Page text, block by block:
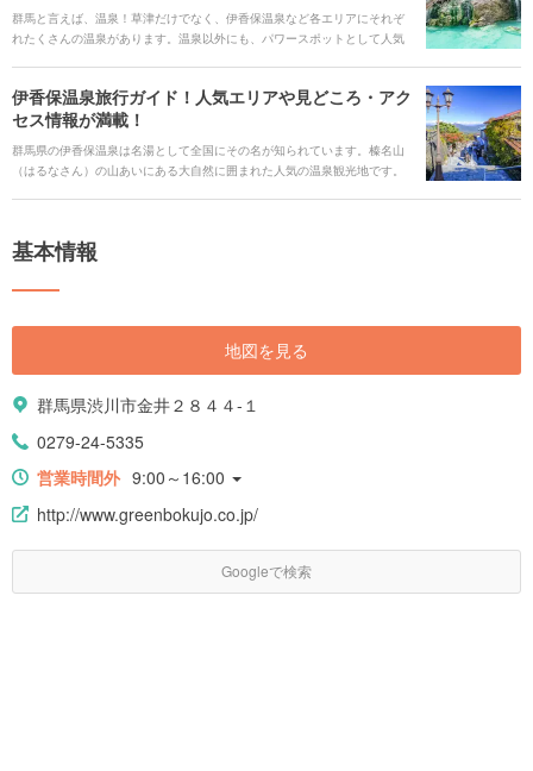
群馬と言えば、温泉！草津だけでなく、伊香保温泉など各エリアにそれぞ
れたくさんの温泉があります。温泉以外にも、パワースポットとして人気
るのも良し、様々な楽しみ方ができるのでどんなシーンにも合わせること
ができます。ご当地グルメは温かくて美味しいものが多いので、あなたの
観光スポットやイベント情報をご紹介します。
伊香保温泉旅行ガイド！人気エリアや見どころ・アク
セス情報が満載！
群馬県の伊香保温泉は名湯として全国にその名が知られています。榛名山
（はるなさん）の山あいにある大自然に囲まれた人気の温泉観光地です。
遊園地、観光牧場、美術館、ご当地グルメ、自然の絶景を楽しめるスポッ
ご紹介いたします！
基本情報
地図を見る
群馬県渋川市金井２８４４-１
0279-24-5335
営業時間外 9:00～16:00
http://www.greenbokujo.co.jp/
Googleで検索